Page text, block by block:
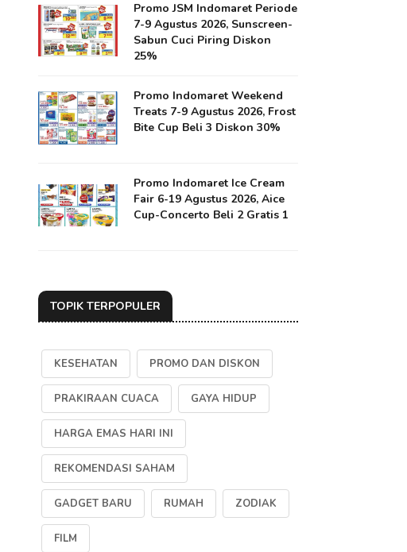
Promo JSM Indomaret Periode
7-9 Agustus 2026, Sunscreen-
Sabun Cuci Piring Diskon
25%
Promo Indomaret Weekend
Treats 7-9 Agustus 2026, Frost
Bite Cup Beli 3 Diskon 30%
Promo Indomaret Ice Cream
Fair 6-19 Agustus 2026, Aice
Cup-Concerto Beli 2 Gratis 1
TOPIK TERPOPULER
KESEHATAN PROMO DAN DISKON
PRAKIRAAN CUACA GAYA HIDUP
HARGA EMAS HARI INI
REKOMENDASI SAHAM
GADGET BARU RUMAH ZODIAK
FILM